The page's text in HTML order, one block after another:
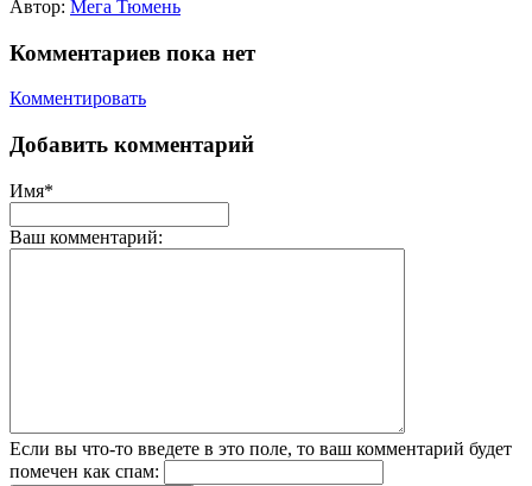
Автор: Мега Тюмень
Комментариев пока нет
Комментировать
Добавить комментарий
Имя*
Ваш комментарий:
Если вы что-то введете в это поле, то ваш комментарий будет
помечен как спам: